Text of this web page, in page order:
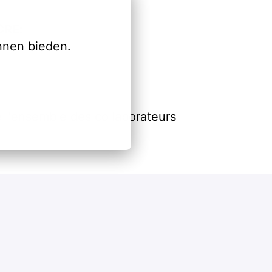
bieden.
l'ensemble des collaborateurs